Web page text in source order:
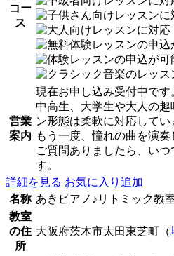
コー
ス
営業
案内
現在お申し込み受付中です
中高生、大学生や大人の
ン形態は柔軟に対応してい
もう一度、憧れの曲を演奏
ご質問ありましたら、い
す。
詳細を見る お気に入り追加
名称 あきピアノ♪リトミック教
教室
の住
所
大阪府茨木市太田東芝町（